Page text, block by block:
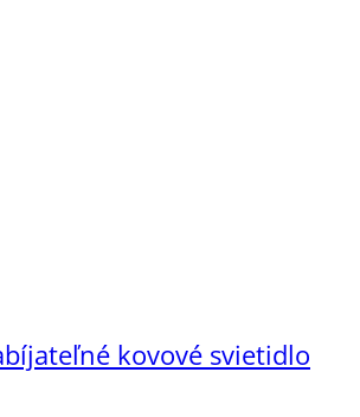
kovové svietidlo